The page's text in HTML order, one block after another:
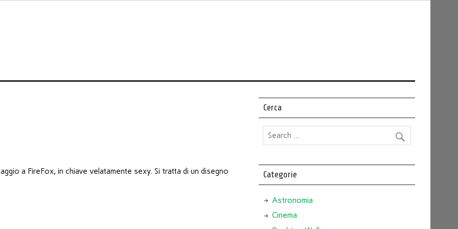
a FireFox, in chiave velatamente sexy. Si tratta di un disegno
Cerca
Categorie
Astronomia
Cinema